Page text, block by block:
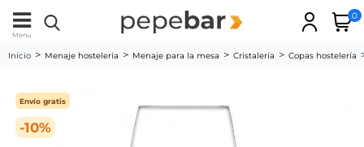
Menu
0
Inicio Menaje hostelería Menaje para la mesa Cristalería Copas hostelería
-10%
Envío gratis